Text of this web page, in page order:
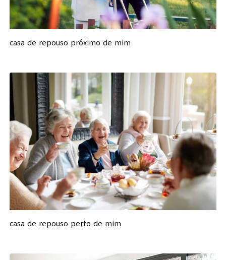
casa de repouso próximo de mim
casa de repouso perto de mim